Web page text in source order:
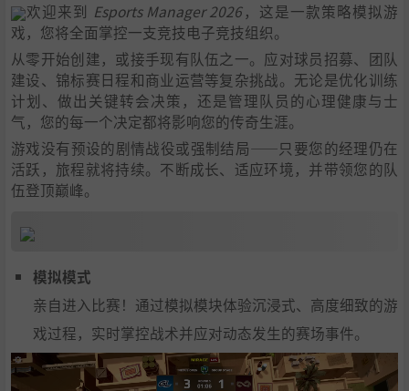
欢迎来到 Esports Manager 2026，这是一款策略模拟游
戏，您将全面掌控一支竞技电子竞技组织。
从零开始创建，或接手现有队伍之一。应对球员招募、团队
建设、锦标赛日程和商业运营等复杂挑战。无论是优化训练
计划、做出关键转会决策，还是管理队员的心理健康与士
气，您的每一个决定都将影响您的传奇生涯。
游戏没有预设的剧情战役或强制结局——只要您的经理仍在
活跃，旅程就将持续。不断成长、适应环境，并带领您的队
伍登顶巅峰。
模拟模式
亲自进入比赛！通过模拟模块体验沉浸式、高度细致的游
戏过程，实时掌控战术并应对动态发生的赛场事件。